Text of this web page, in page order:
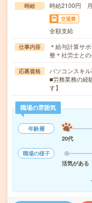
時給 時給2100円
交通費
全額支給
仕事内容
＊給与計算サ
整＊社労士と
応募資格
パソコンスキ
■労務業務の経
す】
職場の雰囲気
年齢層
20代
職場の様子
活気がある